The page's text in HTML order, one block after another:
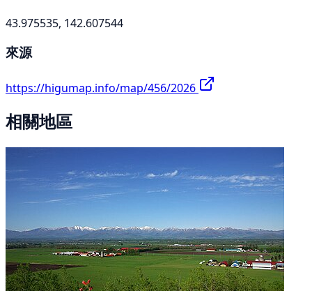
43.975535, 142.607544
來源
https://higumap.info/map/456/2026
相關地區